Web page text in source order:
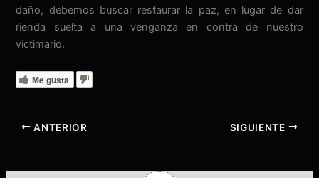
daño, debemos buscar restaurar la paz, en lugar de dar
rienda suelta a una venganza en contra de nuestro
victimario.
Me gusta
ANTERIOR SIGUIENTE